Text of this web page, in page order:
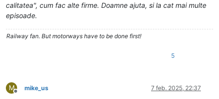
calitatea", cum fac alte firme. Doamne ajuta, si la cat mai multe
episoade.
Railway fan. But motorways have to be done first!
5
M
Deconectat
mike_us 7 feb. 2025, 22:37